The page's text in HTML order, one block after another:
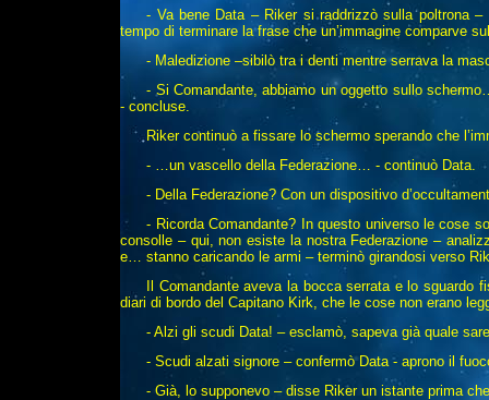
- Va bene Data – Riker si raddrizzò sulla poltrona
tempo di terminare la frase che un’immagine comparve
- Maledizione –sibilò tra i denti mentre serrava la
- Si Comandante, abbiamo un oggetto sullo
- concluse.
Riker continuò a fissare lo schermo sperando che
- …un vascello della Federazione… - continuò Data.
- Della Federazione? Con un dispositivo
- Ricorda Comandante? In questo universo le cose
consolle – qui, non esiste la nostra Federazione –
e… stanno caricando le armi – terminò girandosi verso
Il Comandante aveva la bocca serrata e lo
diari di bordo del Capitano Kirk, che le cose non erano
- Alzi gli scudi Data! – esclamò, sapeva già quale
- Scudi alzati signore – confermò Data - aprono il
- Già, lo supponevo – disse Riker un istante prima